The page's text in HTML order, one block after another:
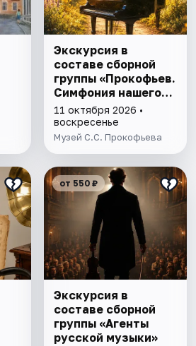
Экскурсия в
составе сборной
группы «Прокофьев.
Симфония нашего
времени»
11 октября 2026 •
воскресенье
Музей С.С. Прокофьева
от 550 ₽
Экскурсия в
составе сборной
группы «Агенты
русской музыки»